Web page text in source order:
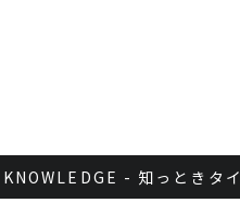
KNOWLEDGE - 知っときタイ